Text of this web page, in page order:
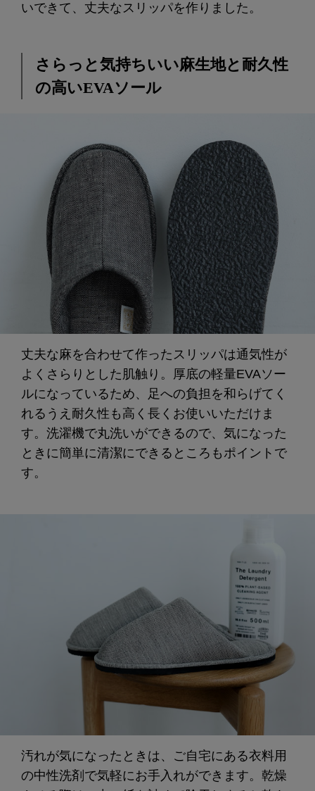
いできて、丈夫なスリッパを作りました。
さらっと気持ちいい麻生地と耐久性
の高いEVAソール
丈夫な麻を合わせて作ったスリッパは通気性が
よくさらりとした肌触り。厚底の軽量EVAソー
ルになっているため、足への負担を和らげてく
れるうえ耐久性も高く長くお使いいただけま
す。洗濯機で丸洗いができるので、気になった
ときに簡単に清潔にできるところもポイントで
す。
汚れが気になったときは、ご自宅にある衣料用
の中性洗剤で気軽にお手入れができます。乾燥